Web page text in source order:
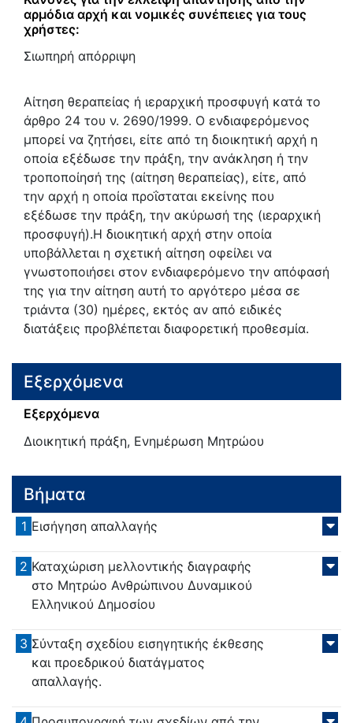
αρμόδια αρχή και νομικές συνέπειες για τους
χρήστες:
Σιωπηρή απόρριψη
Αίτηση θεραπείας ή ιεραρχική προσφυγή κατά το
άρθρο 24 του ν. 2690/1999. Ο ενδιαφερόμενος
μπορεί να ζητήσει, είτε από τη διοικητική αρχή η
οποία εξέδωσε την πράξη, την ανάκληση ή την
τροποποίησή της (αίτηση θεραπείας), είτε, από
την αρχή η οποία προΐσταται εκείνης που
εξέδωσε την πράξη, την ακύρωσή της (ιεραρχική
προσφυγή).Η διοικητική αρχή στην οποία
υποβάλλεται η σχετική αίτηση οφείλει να
γνωστοποιήσει στον ενδιαφερόμενο την απόφασή
της για την αίτηση αυτή το αργότερο μέσα σε
τριάντα (30) ημέρες, εκτός αν από ειδικές
διατάξεις προβλέπεται διαφορετική προθεσμία.
Εξερχόμενα
Εξερχόμενα
Διοικητική πράξη, Ενημέρωση Μητρώου
Βήματα
1 Εισήγηση απαλλαγής
2 Καταχώριση μελλοντικής διαγραφής
στο Μητρώο Ανθρώπινου Δυναμικού
Ελληνικού Δημοσίου
3 Σύνταξη σχεδίου εισηγητικής έκθεσης
και προεδρικού διατάγματος
απαλλαγής.